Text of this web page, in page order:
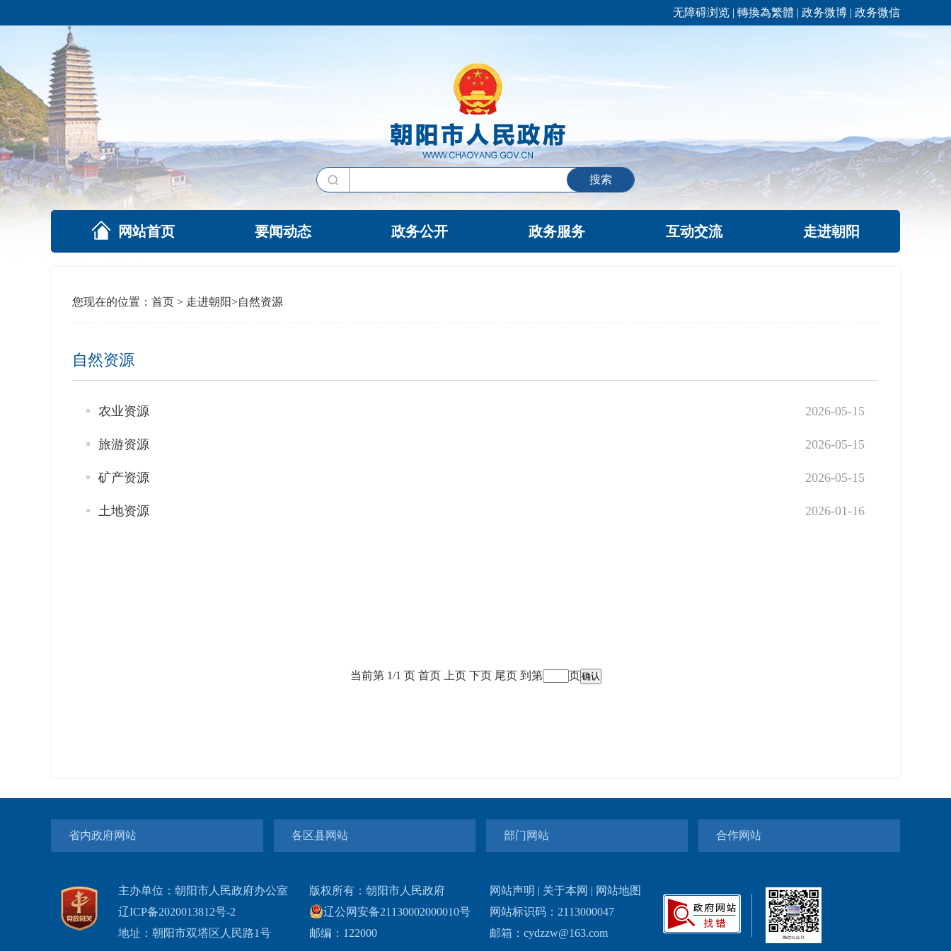
无障碍浏览 | 轉換為繁體 | 政务微博 | 政务微信
搜索
网站首页 要闻动态 政务公开 政务服务 互动交流 走进朝阳
您现在的位置： 首页 > 走进朝阳>自然资源
自然资源
农业资源 2026-05-15
旅游资源 2026-05-15
矿产资源 2026-05-15
土地资源 2026-01-16
当前第 1/1 页 首页 上页 下页 尾页 到第 页
省内政府网站 各区县网站 部门网站 合作网站
主办单位：朝阳市人民政府办公室
辽ICP备2020013812号-2
地址：朝阳市双塔区人民路1号
版权所有：朝阳市人民政府
辽公网安备21130002000010号
邮编：122000
网站声明 | 关于本网 | 网站地图
网站标识码：2113000047
邮箱：cydzzw@163.com